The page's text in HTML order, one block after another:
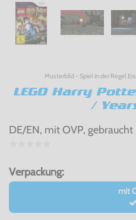
Musterbild - Spiel in der Regel
LEGO Harry
/
DE/EN, mit OVP, gebraucht
Verpackung:
mit